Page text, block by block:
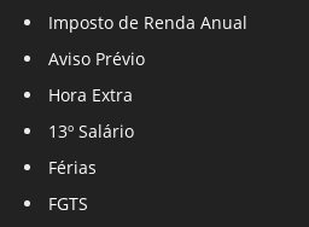
Imposto de Renda Anual
Aviso Prévio
Hora Extra
13º Salário
Férias
FGTS